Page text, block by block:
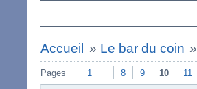
Accueil » Le bar du coin »
Pages 1 8 9 10 11